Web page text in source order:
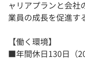
ャリアプランと会社
業員の成長を促進す
【働く環境】
■年間休日130日（